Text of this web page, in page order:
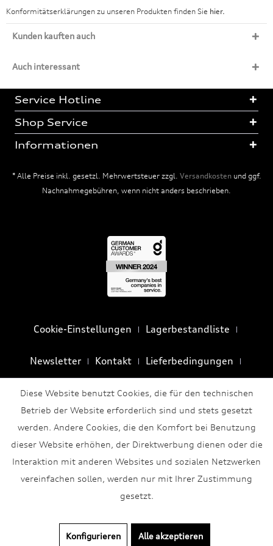
Konformitätserklärungen zu unseren Produkten finden Sie hier.
Kunden kauften auch
Auch interessant
Service Hotline
Shop Service
Informationen
* Alle Preise inkl. gesetzl. Mehrwertsteuer zzgl. Versandkostenund ggf.
Nachnahmegebühren, wenn nicht anders beschrieben.
Cookie-Einstellungen Lagerbestandliste
Newsletter Kontakt Lieferbedingungen
Privatsphäre und Datenschutz AGB Impressum
Diese Website benutzt Cookies, die für den technischen
Betrieb der Website erforderlich sind und stets gesetzt
werden. Andere Cookies, die den Komfort bei Benutzung
dieser Website erhöhen, der Direktwerbung dienen oder die
Interaktion mit anderen Websites und sozialen Netzwerken
vereinfachen sollen, werden nur mit Ihrer Zustimmung
gesetzt.
Konfigurieren Alle akzeptieren